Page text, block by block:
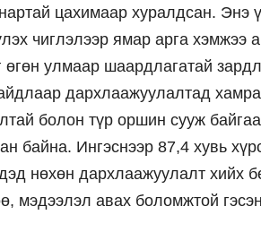
цахимаар хуралдсан. Энэ
чиглэлээр ямар арга хэмжээ
өгөн улмаар шаардлагатай
дархлаажуулалтад
болон түр оршин сууж
байна. Ингэснээр 87,4 хувь
нөхөн дархлаажуулалт хийх
мэдээлэл авах боломжтой